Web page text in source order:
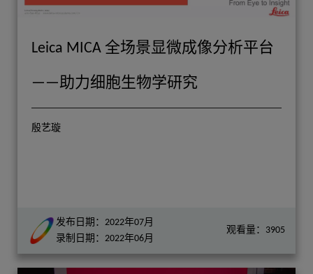
Leica MICA 全场景显微成像分析平台
——助力细胞生物学研究
殷艺璇
发布日期：2022年07月
录制日期：2022年06月
观看量：3905